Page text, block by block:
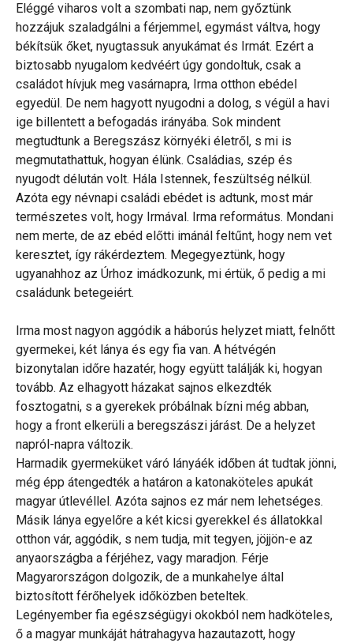
Eléggé viharos volt a szombati nap, nem győztünk
hozzájuk szaladgálni a férjemmel, egymást váltva, hogy
békítsük őket, nyugtassuk anyukámat és Irmát. Ezért a
biztosabb nyugalom kedvéért úgy gondoltuk, csak a
családot hívjuk meg vasárnapra, Irma otthon ebédel
egyedül. De nem hagyott nyugodni a dolog, s végül a havi
ige billentett a befogadás irányába. Sok mindent
megtudtunk a Beregszász környéki életről, s mi is
megmutathattuk, hogyan élünk. Családias, szép és
nyugodt délután volt. Hála Istennek, feszültség nélkül.
Azóta egy névnapi családi ebédet is adtunk, most már
természetes volt, hogy Irmával. Irma református. Mondani
nem merte, de az ebéd előtti imánál feltűnt, hogy nem vet
keresztet, így rákérdeztem. Megegyeztünk, hogy
ugyanahhoz az Úrhoz imádkozunk, mi értük, ő pedig a mi
családunk betegeiért.
Irma most nagyon aggódik a háborús helyzet miatt, felnőtt
gyermekei, két lánya és egy fia van. A hétvégén
bizonytalan időre hazatér, hogy együtt találják ki, hogyan
tovább. Az elhagyott házakat sajnos elkezdték
fosztogatni, s a gyerekek próbálnak bízni még abban,
hogy a front elkerüli a beregszászi járást. De a helyzet
napról-napra változik.
Harmadik gyermeküket váró lányáék időben át tudtak jönni,
még épp átengedték a határon a katonaköteles apukát
magyar útlevéllel. Azóta sajnos ez már nem lehetséges.
Másik lánya egyelőre a két kicsi gyerekkel és állatokkal
otthon vár, aggódik, s nem tudja, mit tegyen, jöjjön-e az
anyaországba a férjéhez, vagy maradjon. Férje
Magyarországon dolgozik, de a munkahelye által
biztosított férőhelyek időközben beteltek.
Legényember fia egészségügyi okokból nem hadköteles,
ő a magyar munkáját hátrahagyva hazautazott, hogy